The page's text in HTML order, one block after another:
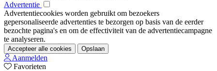
Advertentie
Advertentiecookies worden gebruikt om bezoekers
gepersonaliseerde advertenties te bezorgen op basis van de eerder
bezochte pagina's en om de effectiviteit van de advertentiecampagne
te analyseren.
Accepteer alle cookies Opslaan
Aanmelden
Favorieten